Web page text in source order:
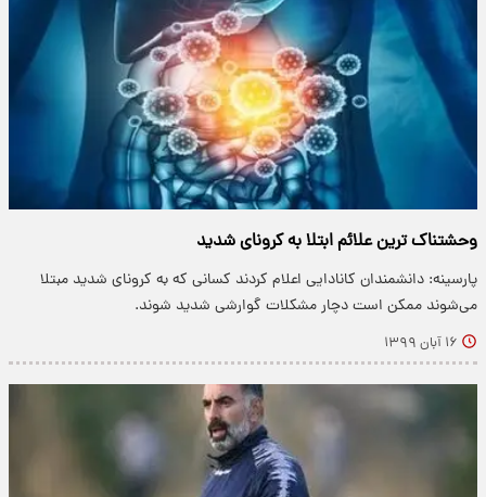
وحشتناک ‌ترین علائم ابتلا به کرونای شدید
پارسینه: دانشمندان کانادایی اعلام کردند کسانی که به کرونای شدید مبتلا
می‌شوند ممکن است دچار مشکلات گوارشی شدید شوند.
۱۶ آبان ۱۳۹۹